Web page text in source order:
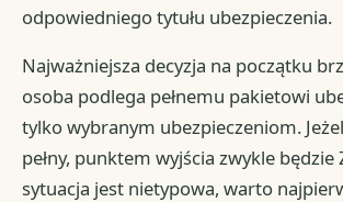
odpowiedniego tytułu ubezpieczenia.
Najważniejsza decyzja na początku
osoba podlega pełnemu pakietowi
tylko wybranym ubezpieczeniom.
pełny, punktem wyjścia zwykle będzie
sytuacja jest nietypowa, warto